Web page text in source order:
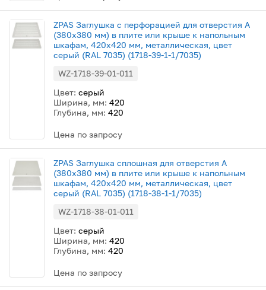
ZPAS Заглушка с перфорацией для отверстия A
(380x380 мм) в плите или крыше к напольным
шкафам, 420x420 мм, металлическая, цвет
серый (RAL 7035) (1718-39-1-1/7035)
WZ-1718-39-01-011
Цвет: серый
Ширина, мм: 420
Глубина, мм: 420
Цена по запросу
ZPAS Заглушка сплошная для отверстия А
(380x380 мм) в плите или крыше к напольным
шкафам, 420x420 мм, металлическая, цвет
серый (RAL 7035) (1718-38-1-1/7035)
WZ-1718-38-01-011
Цвет: серый
Ширина, мм: 420
Глубина, мм: 420
Цена по запросу